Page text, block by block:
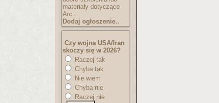
materiały dotyczące
Arc..
Dodaj ogłoszenie..
Czy wojna USA/Iran
skoczy się w 2026?
Raczej tak
Chyba tak
Nie wiem
Chyba nie
Raczej nie